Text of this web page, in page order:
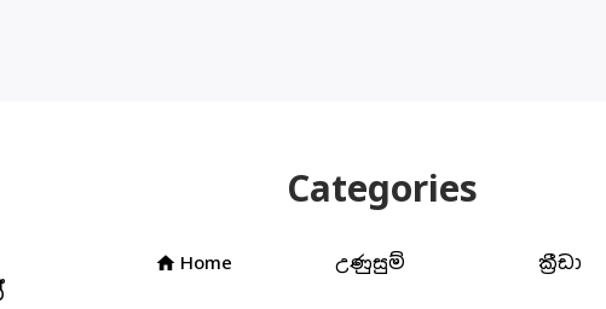
Categories
home Home උණුසුම් ක්‍රීඩා